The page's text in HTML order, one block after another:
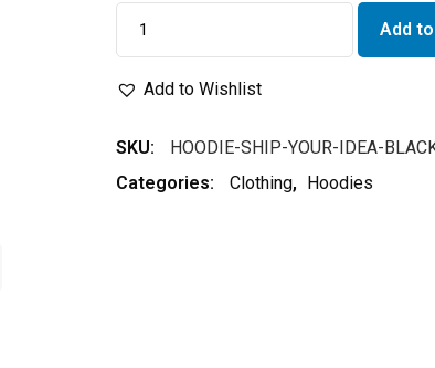
Add
Add to Wishlist
SKU:
HOODIE-SHIP-YOUR-IDEA-
Categories:
Clothing, Hoodies